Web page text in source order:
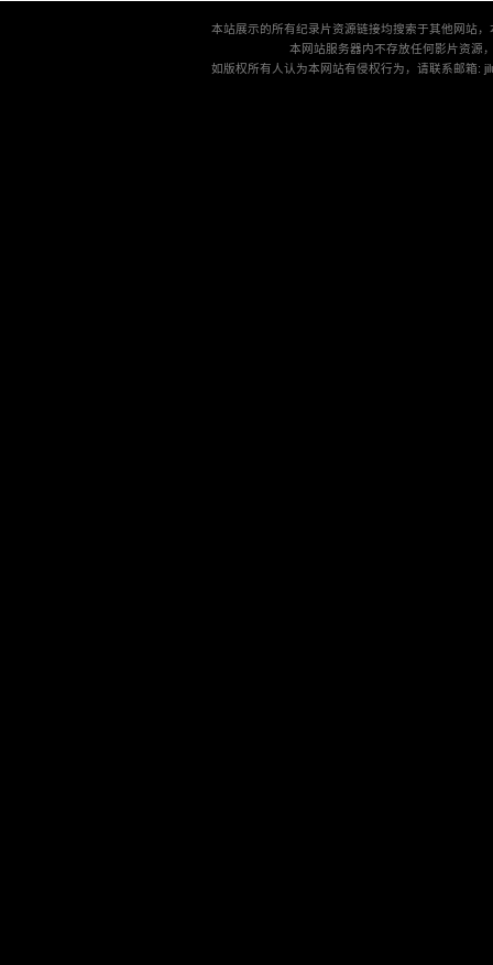
本站展示的所有纪录片资源链接均搜索于其他网站
本网站服务器内不存放任何影片资源
如版权所有人认为本网站有侵权行为，请联系邮箱: